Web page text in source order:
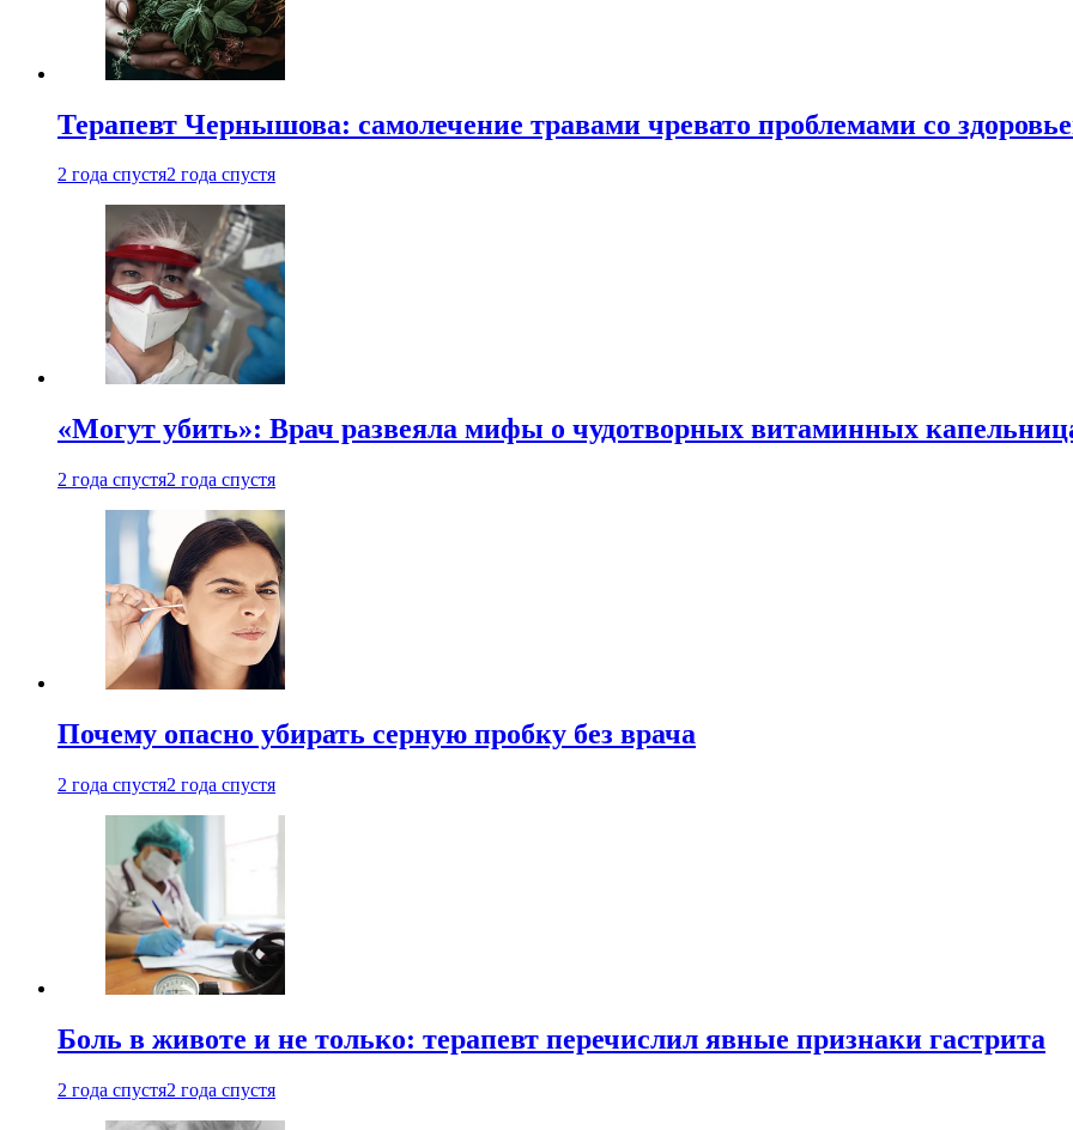
Терапевт Чернышова: самолечение травами чревато проблемами со
2 года спустя2 года спустя
«Могут убить»: Врач развеяла мифы о чудотворных витаминных
2 года спустя2 года спустя
Почему опасно убирать серную пробку без врача
2 года спустя2 года спустя
Боль в животе и не только: терапевт перечислил явные признаки гастрита
2 года спустя2 года спустя